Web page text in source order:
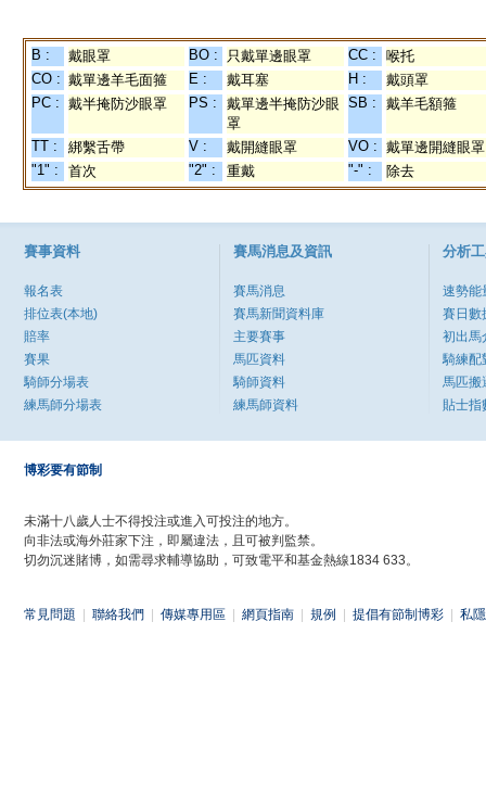
B : 戴眼罩 BO : 只戴單邊眼罩 CC :
喉托
CO : 戴單邊羊毛面箍 E : 戴耳塞 H :
戴頭罩
PC : 戴半掩防沙眼罩 PS :
戴單邊半掩防沙眼
罩
SB : 戴羊毛額箍
TT : 綁繫舌帶 V : 戴開縫眼罩 VO : 戴單邊開縫眼罩
"1" :
首次 "2" : 重戴 "-" : 除去
賽事資料
報名表
排位表(本地)
賠率
賽果
騎師分場表
練馬師分場表
賽馬消息及資訊
賽馬消息
賽馬新聞資料庫
主要賽事
馬匹資料
騎師資料
練馬師資料
分析
速勢能
賽日數
初出馬
騎練配
馬匹搬
貼士指
博彩要有節制
未滿十八歲人士不得投注或進入可投注的地方。
向非法或海外莊家下注，即屬違法，且可被判監禁。
切勿沉迷賭博，如需尋求輔導協助，可致電平和基金熱線1834 633。
常見問題 聯絡我們 傳媒專用區 網頁指南 規例 提倡有節制博彩 私